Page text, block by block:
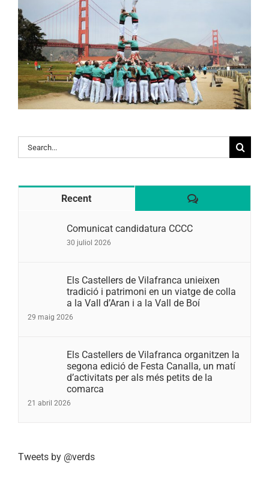
Search
for:
Recent Comentaris
Comunicat candidatura CCCC
30 juliol 2026
Els Castellers de Vilafranca unieixen
tradició i patrimoni en un viatge de colla
a la Vall d’Aran i a la Vall de Boí
29 maig 2026
Els Castellers de Vilafranca organitzen la
segona edició de Festa Canalla, un matí
d’activitats per als més petits de la
comarca
21 abril 2026
Tweets by @verds